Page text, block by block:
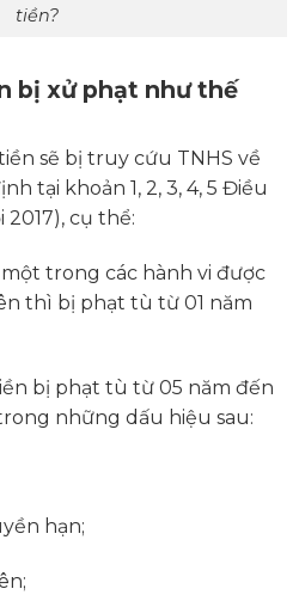
tiền?
bị xử phạt như thế
sẽ bị truy cứu TNHS về
tại khoản 1, 2, 3, 4, 5 Điều
2017), cụ thể:
trong các hành vi được
thì bị phạt tù từ 01 năm
bị phạt tù từ 05 năm đến
những dấu hiệu sau:
hạn;